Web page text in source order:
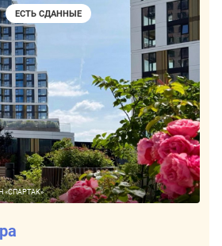
ЕСТЬ СДАННЫЕ
«СПАРТАК»